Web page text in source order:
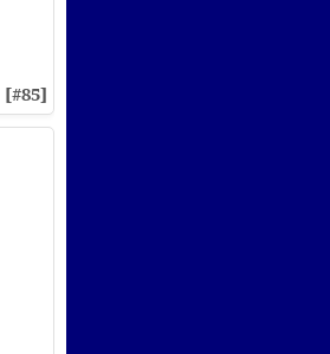
[#85]